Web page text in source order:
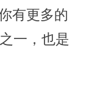
有更多的
一，也是